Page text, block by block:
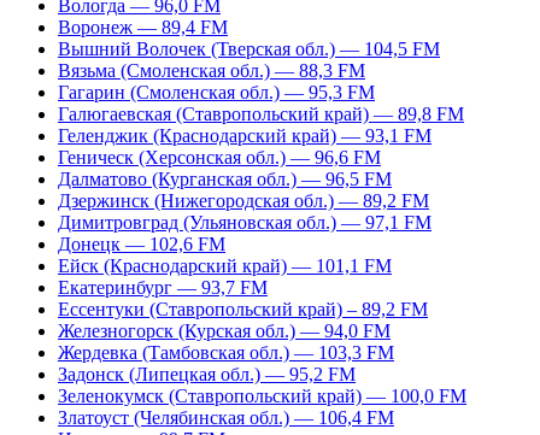
Вологда — 96,0 FM
Воронеж — 89,4 FM
Вышний Волочек (Тверская обл.) — 104,5 FM
Вязьма (Смоленская обл.) — 88,3 FM
Гагарин (Смоленская обл.) — 95,3 FM
Галюгаевская (Ставропольский край) — 89,8 FM
Геленджик (Краснодарский край) — 93,1 FM
Геническ (Херсонская обл.) — 96,6 FM
Далматово (Курганская обл.) — 96,5 FM
Дзержинск (Нижегородская обл.) — 89,2 FM
Димитровград (Ульяновская обл.) — 97,1 FM
Донецк — 102,6 FM
Ейск (Краснодарский край) — 101,1 FM
Екатеринбург — 93,7 FM
Ессентуки (Ставропольский край) – 89,2 FM
Железногорск (Курская обл.) — 94,0 FM
Жердевка (Тамбовская обл.) — 103,3 FM
Задонск (Липецкая обл.) — 95,2 FM
Зеленокумск (Ставропольский край) — 100,0 FM
Златоуст (Челябинская обл.) — 106,4 FM